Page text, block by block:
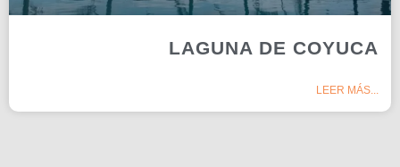
LAGUNA DE COYUCA
LEER MÁS...